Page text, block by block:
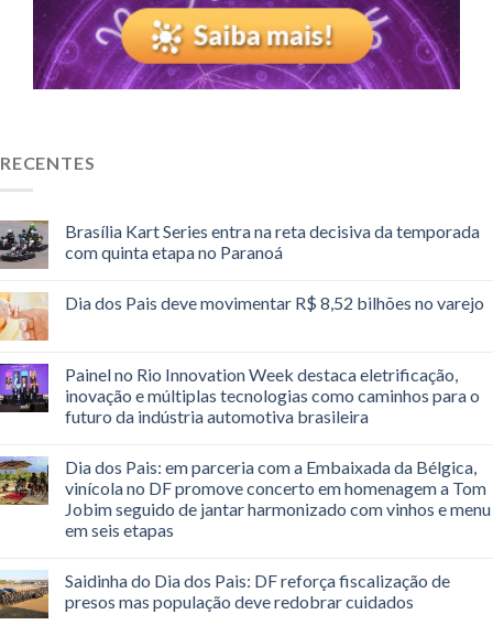
RECENTES
Brasília Kart Series entra na reta decisiva da temporada
com quinta etapa no Paranoá
Dia dos Pais deve movimentar R$ 8,52 bilhões no varejo
Painel no Rio Innovation Week destaca eletrificação,
inovação e múltiplas tecnologias como caminhos para o
futuro da indústria automotiva brasileira
Dia dos Pais: em parceria com a Embaixada da Bélgica,
vinícola no DF promove concerto em homenagem a Tom
Jobim seguido de jantar harmonizado com vinhos e menu
em seis etapas
Saidinha do Dia dos Pais: DF reforça fiscalização de
presos mas população deve redobrar cuidados